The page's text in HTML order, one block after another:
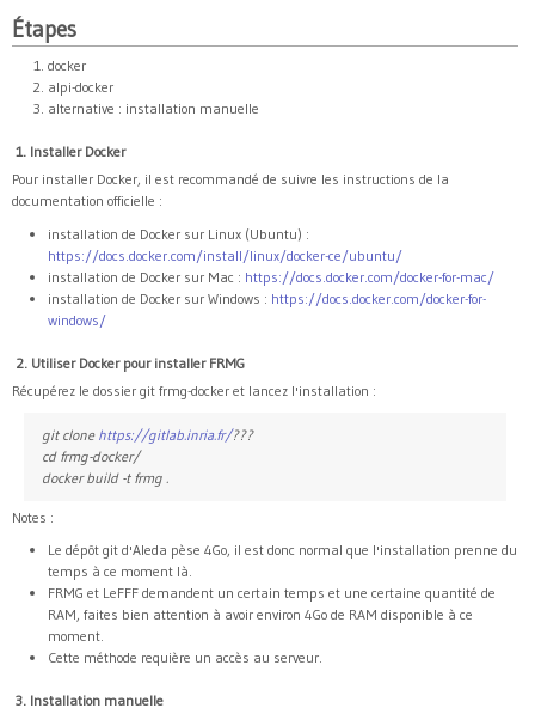
Étapes
docker
alpi-docker
alternative : installation manuelle
1. Installer Docker
Pour installer Docker, il est recommandé de suivre les instructions de la
documentation officielle :
installation de Docker sur Linux (Ubuntu) :
https://docs.docker.com/install/linux/docker-ce/ubuntu/
installation de Docker sur Mac : https://docs.docker.com/docker-for-mac/
installation de Docker sur Windows : https://docs.docker.com/docker-for-
windows/
2. Utiliser Docker pour installer FRMG
Récupérez le dossier git frmg-docker et lancez l'installation :
git clone https://gitlab.inria.fr/???
cd frmg-docker/
docker build -t frmg .
Notes :
Le dépôt git d'Aleda pèse 4Go, il est donc normal que l'installation prenne du
temps à ce moment là.
FRMG et LeFFF demandent un certain temps et une certaine quantité de
RAM, faites bien attention à avoir environ 4Go de RAM disponible à ce
moment.
Cette méthode requière un accès au serveur.
3. Installation manuelle